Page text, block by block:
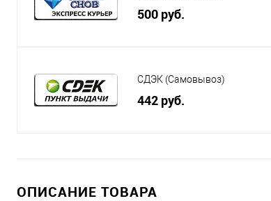
500 руб.
СДЭК (Самовывоз)
442 руб.
ОПИСАНИЕ ТОВАРА